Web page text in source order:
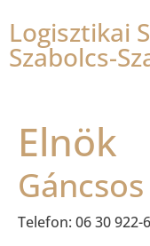
Logisztikai
Szabolcs-
Elnök
Telefon: 06 30 922-